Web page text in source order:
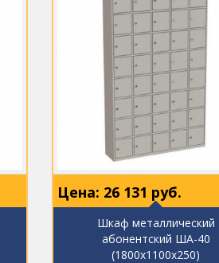
Цена: 26 131 руб.
Шкаф металлический
абонентский ША-40
(1800х1100х250)